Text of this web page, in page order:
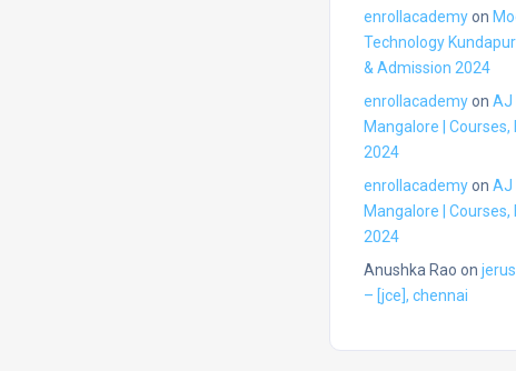
enrollacademyon
Technology
& Admission 2024
enrollacademyon AJ
Mangalore |
2024
enrollacademyon AJ
Mangalore |
2024
Anushka Rao on
– [jce], chennai